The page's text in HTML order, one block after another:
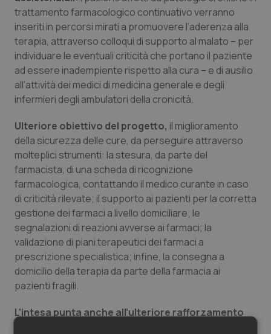
trattamento farmacologico continuativo verranno
inseriti in percorsi mirati a promuovere l’aderenza alla
terapia, attraverso colloqui di supporto al malato – per
individuare le eventuali criticità che portano il paziente
ad essere inadempiente rispetto alla cura – e di ausilio
all’attività dei medici di medicina generale e degli
infermieri degli ambulatori della cronicità.
Ulteriore obiettivo del progetto, il miglioramento
della sicurezza delle cure, da perseguire attraverso
molteplici strumenti: la stesura, da parte del
farmacista, di una scheda di ricognizione
farmacologica, contattando il medico curante in caso
di criticità rilevate; il supporto ai pazienti per la corretta
gestione dei farmaci a livello domiciliare; le
segnalazioni di reazioni avverse ai farmaci; la
validazione di piani terapeutici dei farmaci a
prescrizione specialistica; infine, la consegna a
domicilio della terapia da parte della farmacia ai
pazienti fragili.
L’intesa punta anche all’ulteriore rafforzamento